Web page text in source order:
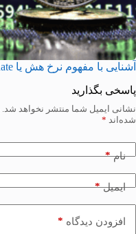
آشنایی با مفهوم نرخ هش یا Hash Rate در ارزهای دیجیتال
پاسخی بگذارید
نشانی ایمیل شما منتشر نخواهد شد.
شده‌اند *
نام*
ایمیل*
افزودن دیدگاه *